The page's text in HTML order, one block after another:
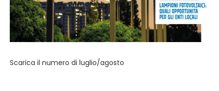
Scarica il numero di luglio/agosto